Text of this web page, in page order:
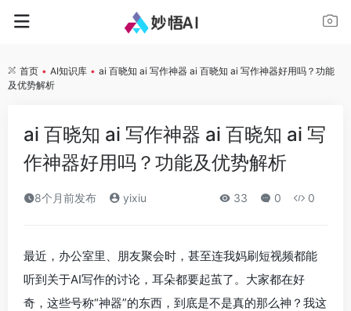
首页 • AI知识库 • ai 百晓知 ai 写作神器 ai 百晓知 ai 写作神器好用吗？功能
及优势解析
ai 百晓知 ai 写作神器 ai 百晓知 ai 写
作神器好用吗？功能及优势解析
8个月前发布 yixiu 33 0 0
最近，办公室里、朋友聚会时，甚至连我妈刷短视频都能
听到关于AI写作的讨论，耳朵都要起茧了。大家都在好
奇，这些号称“神器”的东西，到底是不是真的那么神？我这